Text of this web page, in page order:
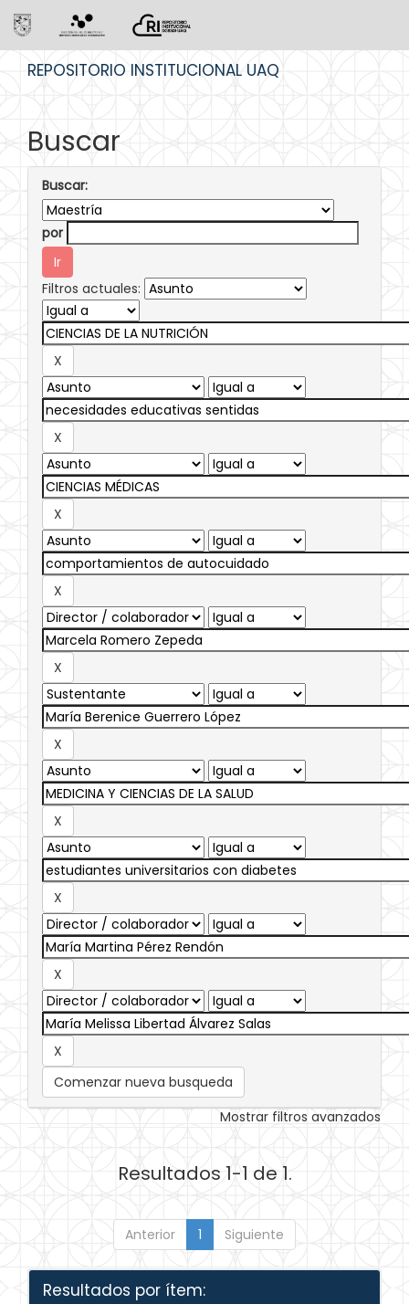
REPOSITORIO INSTITUCIONAL UAQ
Buscar
Buscar:
por
Filtros actuales:
Comenzar nueva busqueda
Mostrar filtros avanzados
Resultados 1-1 de 1.
Anterior 1 Siguiente
Resultados por ítem: